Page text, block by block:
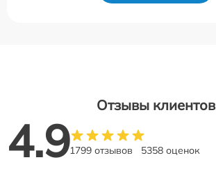
Отзывы клиентов
4.91799 отзывов 5358 оценок